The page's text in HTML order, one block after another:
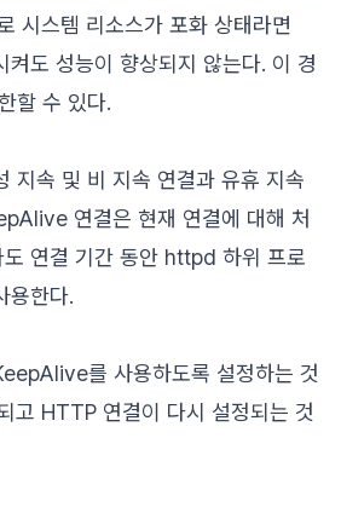
시스템 리소스가 포화 상태라면
도 성능이 향상되지 않는다. 이 경
할 수 있다.
지속 및 비 지속 연결과 유휴 지속
연결은 현재 연결에 대해 처
도 연결 기간 동안 httpd 하위 프로
용한다.
를 사용하도록 설정하는 것
고 HTTP 연결이 다시 설정되는 것